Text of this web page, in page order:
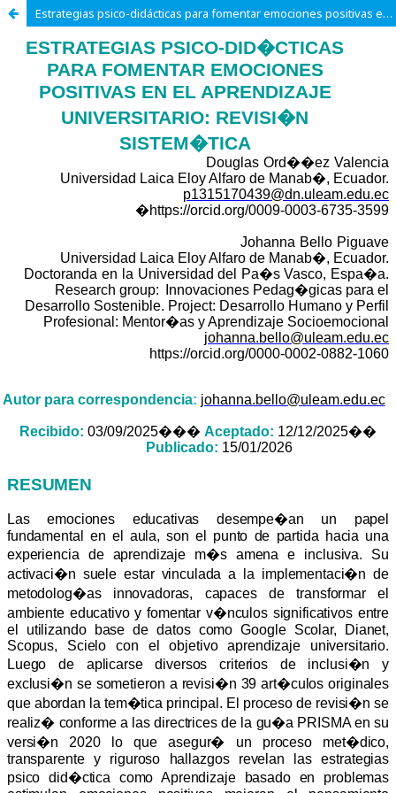
Estrategias psico-didácticas para fomentar emociones positivas en el aprendizaje universitario revisión sistemática